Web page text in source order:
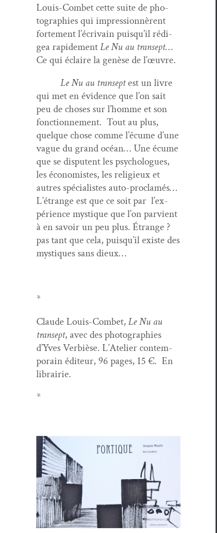
Louis-Com­bet cette suite de pho­
togra­phies qui impres­sion­nèrent
forte­ment l’écrivain puisqu’il rédi­
gea rapi­de­mentLe Nu au transept…
Ce qui éclaire la genèse de l’œuvre.
Le Nu au transeptest un livre
qui met en évi­dence que l’on sait
peu de choses sur l’homme et son
fonc­tion­nement. Tout au plus,
quelque chose comme l’éc­ume d’une
vague du grand océan… Une écume
que se dis­putent les psy­cho­logues,
les écon­o­mistes, les religieux et
autres spé­cial­istes auto-proclamés…
L’é­trange est que ce soit par l’ex­
péri­ence mys­tique que l’on parvient
à en savoir un peu plus. Étrange ?
pas tant que cela, puisqu’il existe des
mys­tiques sans dieux…
*
Claude Louis-Com­bet, Le Nu au
transept, avec des pho­togra­phies
d’Yves Ver­bièse. L’Ate­lier con­tem­
po­rain édi­teur, 96 pages, 15 €. En
librairie.
*